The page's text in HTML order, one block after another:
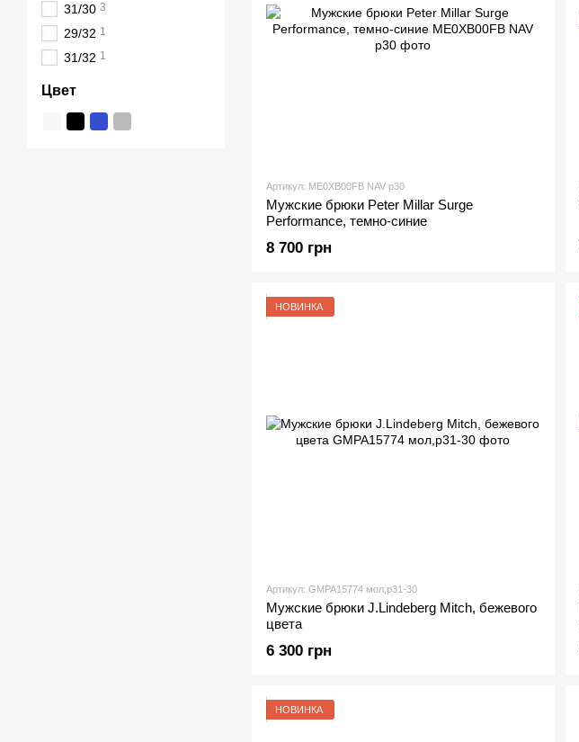
Артикул: ME0XB00FB NAV р30
Мужские брюки Peter Millar Surge
Performance, темно-синие
8 700 грн
НОВИНКА
Артикул: GMPA15774 мол,р31-30
Мужские брюки J.Lindeberg Mitch, бежевого
цвета
6 300 грн
НОВИНКА
31/30 3
29/32 1
31/32 1
Цвет